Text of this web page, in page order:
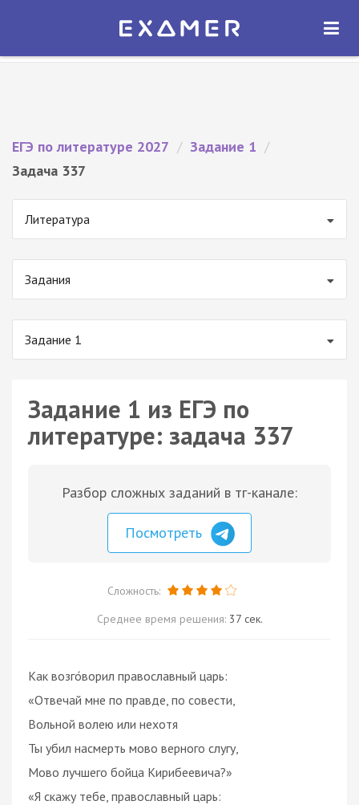
Экзамер — ЕГЭ 2027
ОТКРЫТЬ
ЕГЭ по литературе 2027 / Задание 1 /
Задача 337
Литература
Задания
Задание 1
Задание 1 из ЕГЭ по
литературе: задача 337
Разбор сложных заданий в тг-канале:
Посмотреть
Сложность:
Среднее время решения: 37 сек.
Как возго́ворил православный царь:
«Отвечай мне по правде, по совести,
Вольной волею или нехотя
Ты убил насмерть мово верного слугу,
Мово лучшего бойца Кирибеевича?»
«Я скажу тебе, православный царь: